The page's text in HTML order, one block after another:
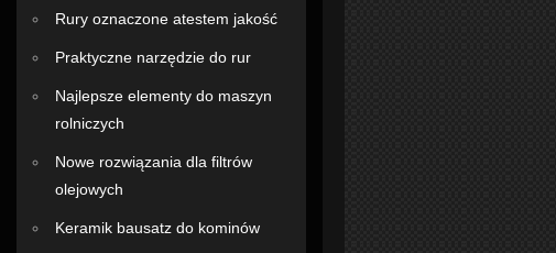
Rury oznaczone atestem jakość
Praktyczne narzędzie do rur
Najlepsze elementy do maszyn
rolniczych
Nowe rozwiązania dla filtrów
olejowych
Keramik bausatz do kominów